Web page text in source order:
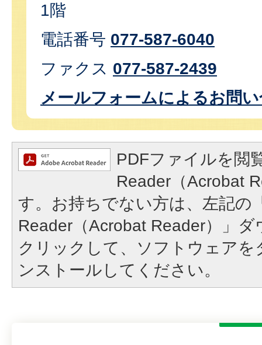
1階
電話番号 077-587-6040
ファクス 077-587-2439
メールフォームによるお問
PDFファイルを閲
Reader（Acrobat
す。お持ちでない方は、左記の
Reader（Acrobat Reader）」
クリックして、ソフトウェア
ンストールしてください。